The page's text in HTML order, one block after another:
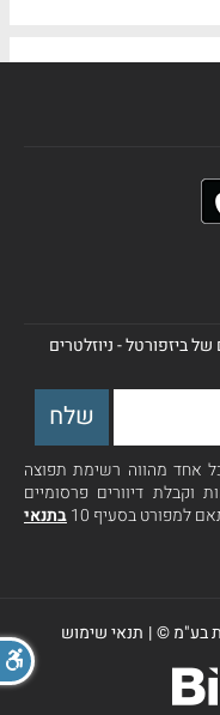
ביזפורטל - ניוזלטרים
אחד מהווה רשימת תפוצה
וקבלת דיוורים פרסומיים
למפורט בסעיף 10
בתנאי
בע"מ ©| תנאי שימוש